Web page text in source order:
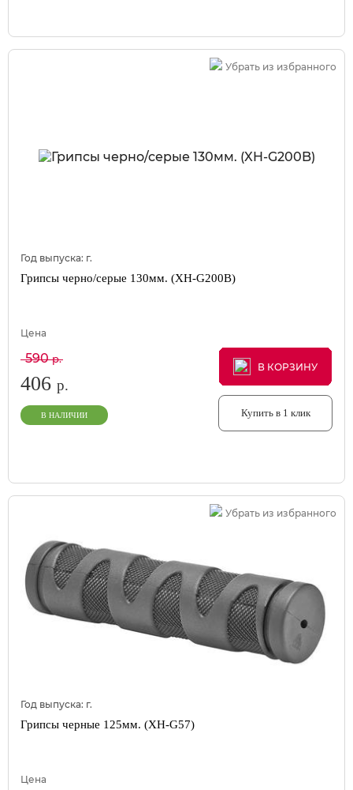
Убрать из избранного
Год выпуска: г.
Грипсы черно/серые 130мм. (XH-G200B)
Цена
590р.
406 р.
В НАЛИЧИИ
В КОРЗИНУ
В КОРЗИНУ
В КОРЗИНУ
Купить в 1 клик
Убрать из избранного
Год выпуска: г.
Грипсы черные 125мм. (XH-G57)
Цена